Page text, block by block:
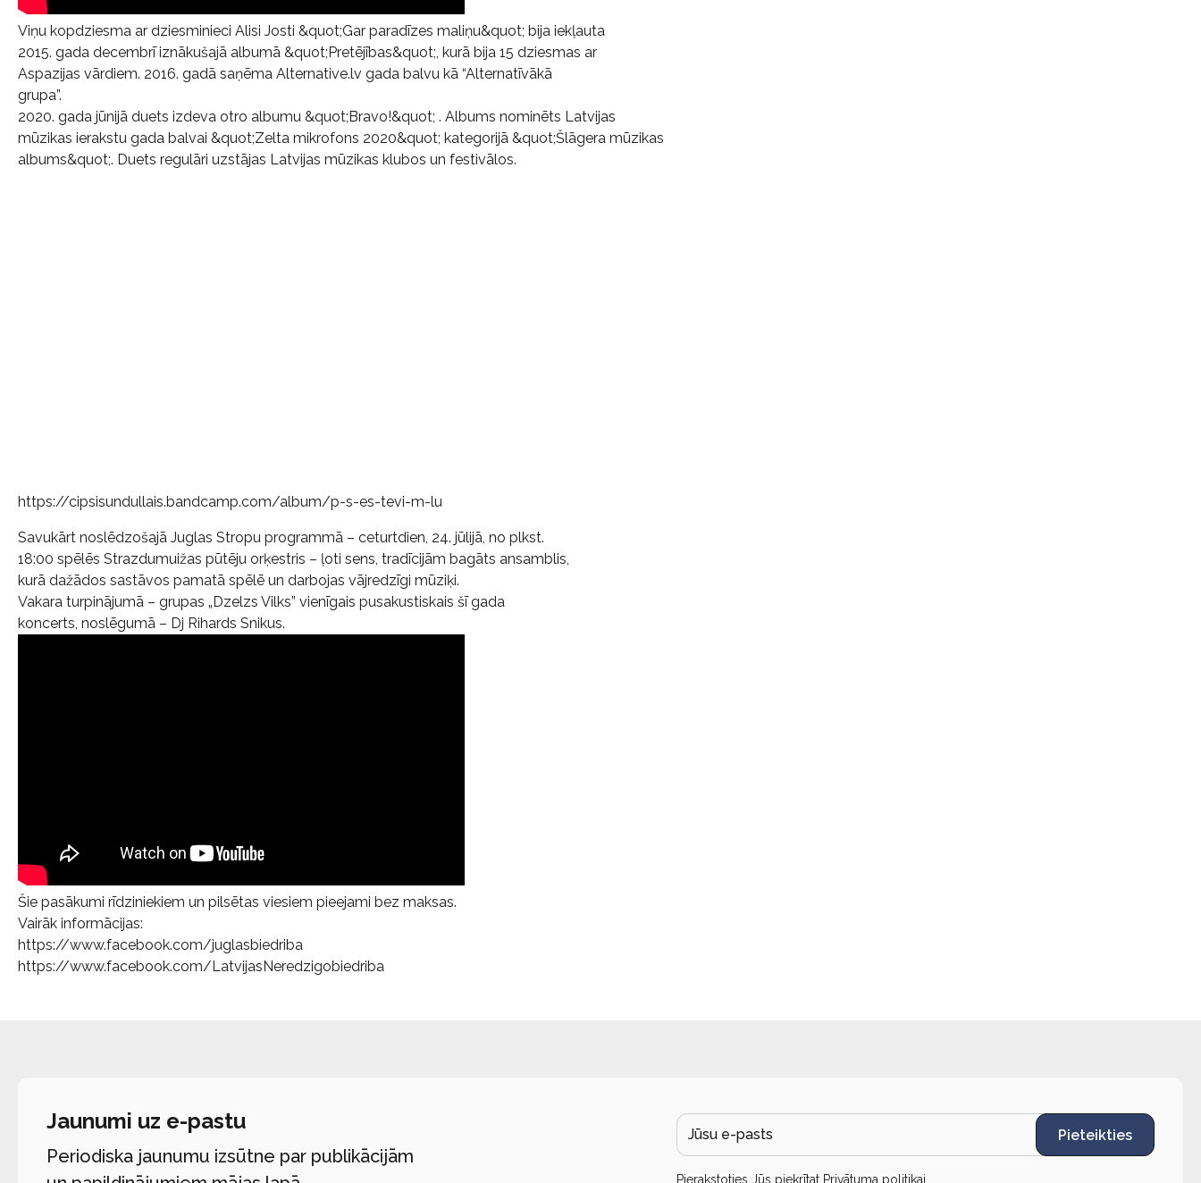
Viņu kopdziesma ar dziesminieci Alisi Josti &quot;Gar paradīzes maliņu&quot; bija iekļauta
2015. gada decembrī iznākušajā albumā &quot;Pretējības&quot;, kurā bija 15 dziesmas ar
Aspazijas vārdiem. 2016. gadā saņēma Alternative.lv gada balvu kā “Alternatīvākā
grupa”.
2020. gada jūnijā duets izdeva otro albumu &quot;Bravo!&quot; . Albums nominēts Latvijas
mūzikas ierakstu gada balvai &quot;Zelta mikrofons 2020&quot; kategorijā &quot;Šlāgera mūzikas
albums&quot;. Duets regulāri uzstājas Latvijas mūzikas klubos un festivālos.
https://cipsisundullais.bandcamp.com/album/p-s-es-tevi-m-lu
Savukārt noslēdzošajā Juglas Stropu programmā – ceturtdien, 24. jūlijā, no plkst.
18:00 spēlēs Strazdumuižas pūtēju orķestris – ļoti sens, tradīcijām bagāts ansamblis,
kurā dažādos sastāvos pamatā spēlē un darbojas vājredzīgi mūziķi.
Vakara turpinājumā – grupas „Dzelzs Vilks” vienīgais pusakustiskais šī gada
koncerts, noslēgumā – Dj Rihards Snikus.
Šie pasākumi rīdziniekiem un pilsētas viesiem pieejami bez maksas.
Vairāk informācijas:
https://www.facebook.com/juglasbiedriba
https://www.facebook.com/LatvijasNeredzigobiedriba
Jaunumi uz e-pastu
Periodiska jaunumu izsūtne par publikācijām
Pieteikties
Pierakstoties Jūs piekrītat Privātuma politikai